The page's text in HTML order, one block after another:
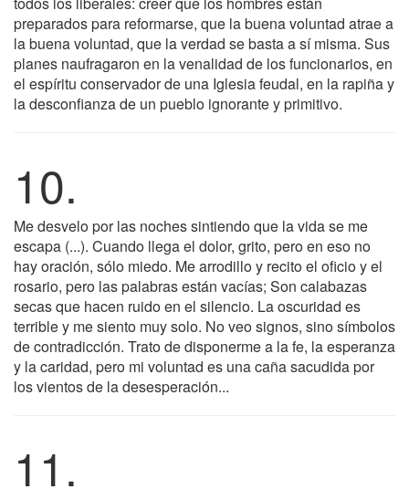
preparados para reformarse, que la buena voluntad atrae a
la buena voluntad, que la verdad se basta a sí misma. Sus
planes naufragaron en la venalidad de los funcionarios, en
el espíritu conservador de una Iglesia feudal, en la rapiña y
la desconfianza de un pueblo ignorante y primitivo.
10.
Me desvelo por las noches sintiendo que la vida se me
escapa (...). Cuando llega el dolor, grito, pero en eso no
hay oración, sólo miedo. Me arrodillo y recito el oficio y el
rosario, pero las palabras están vacías; Son calabazas
secas que hacen ruido en el silencio. La oscuridad es
terrible y me siento muy solo. No veo signos, sino símbolos
de contradicción. Trato de disponerme a la fe, la esperanza
y la caridad, pero mi voluntad es una caña sacudida por
los vientos de la desesperación...
11.